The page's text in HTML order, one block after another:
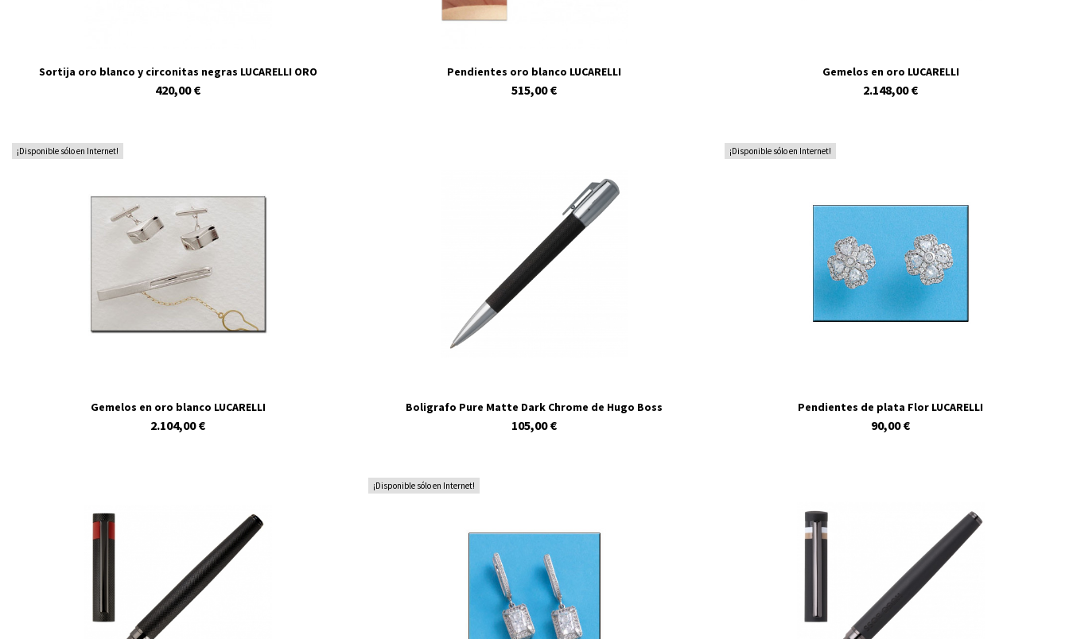
Sortija oro blanco y circonitas negras LUCARELLI ORO
420,00 €
Pendientes oro blanco LUCARELLI
515,00 €
Gemelos en oro LUCARELLI
2.148,00 €
¡Disponible sólo en Internet!
Gemelos en oro blanco LUCARELLI
2.104,00 €
Boligrafo Pure Matte Dark Chrome de Hugo Boss
105,00 €
¡Disponible sólo en Internet!
Pendientes de plata Flor LUCARELLI
90,00 €
¡Disponible sólo en Internet!